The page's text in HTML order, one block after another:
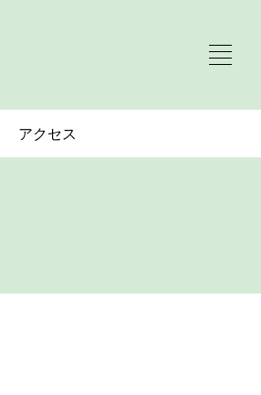
アクセス